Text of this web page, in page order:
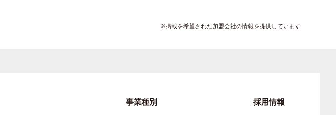
※掲載を希望された加盟会社の情報を提供しています
事業種別 採用情報